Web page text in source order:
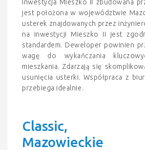
Inwestycja Mieszko II zbudowana
jest położona w województwie
usterek znajdowanych przez
na inwestycji Mieszko II jest
standardem. Deweloper powinien
wagę do wykańczania
mieszkania. Zdarzają się
usunięcia usterki. Współpraca z
przebiega idealnie.
Classic,
Mazowieckie